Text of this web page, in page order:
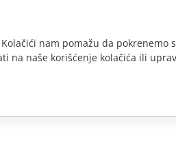
nam pomažu da pokrenemo
na naše korišćenje kolačića ili